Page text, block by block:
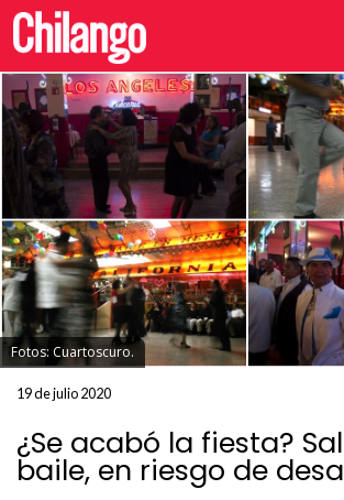
Fotos: Cuartoscuro.
19 de julio 2020
¿Se acabó la fiesta?
baile, en riesgo de